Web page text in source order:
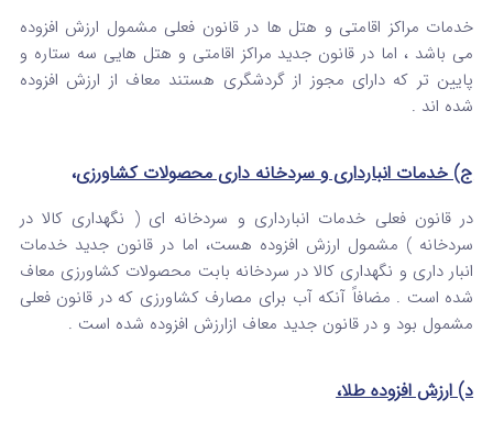
خدمات مراکز اقامتی و هتل ها در قانون فعلی مشمول ارزش افزوده
می باشد ، اما در قانون جدید مراکز اقامتی و هتل هایی سه ستاره و
پایین تر که دارای مجوز از گردشگری هستند معاف از ارزش افزوده
شده اند .
ج) خدمات انبارداری و سردخانه داری محصولات کشاورزی،
در قانون فعلی خدمات انبارداری و سردخانه ای ( نگهداری کالا در
سردخانه ) مشمول ارزش افزوده هست، اما در قانون جدید خدمات
انبار داری و نگهداری کالا در سردخانه بابت محصولات کشاورزی معاف
شده است . مضافاً آنکه آب برای مصارف کشاورزی که در قانون فعلی
مشمول بود و در قانون جدید معاف ازارزش افزوده شده است .
د) ارزش افزوده طلا،